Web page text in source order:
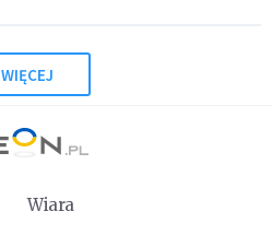
WIĘCEJ
Wiara